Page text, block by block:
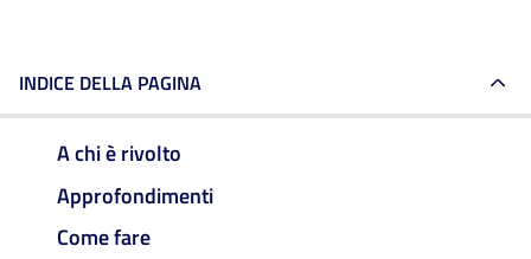
INDICE DELLA PAGINA
A chi è rivolto
Approfondimenti
Come fare